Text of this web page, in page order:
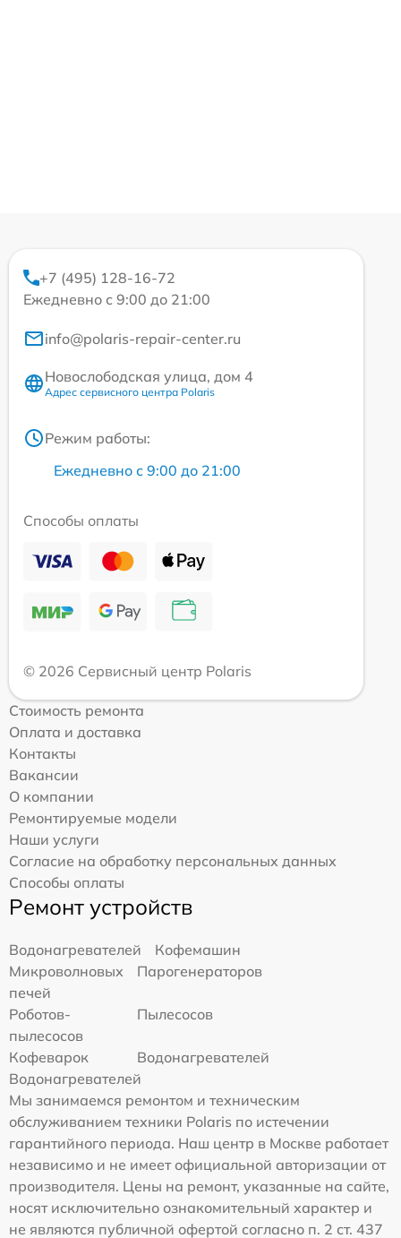
+7 (495) 128-16-72
Ежедневно с 9:00 до 21:00
info@polaris-repair-center.ru
Новослободская улица, дом 4
Адрес сервисного центра Polaris
Режим работы:
Ежедневно с 9:00 до 21:00
Способы оплаты
© 2026 Сервисный центр Polaris
Стоимость ремонта
Оплата и доставка
Контакты
Вакансии
О компании
Ремонтируемые модели
Наши услуги
Согласие на обработку персональных данных
Способы оплаты
Ремонт устройств
Водонагревателей
Кофемашин
Микроволновых
печей
Парогенераторов
Роботов-
пылесосов
Пылесосов
Кофеварок
Водонагревателей
Водонагревателей
Мы занимаемся ремонтом и техническим
обслуживанием техники Polaris по истечении
гарантийного периода. Наш центр в Москве работает
независимо и не имеет официальной авторизации от
производителя. Цены на ремонт, указанные на сайте,
носят исключительно ознакомительный характер и
не являются публичной офертой согласно п. 2 ст. 437